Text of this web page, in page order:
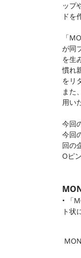
ップ
ドを
「
が同
を生
慣れ
をリ
また
用い
今回
今回
回の
Oピ
• 「
ト状